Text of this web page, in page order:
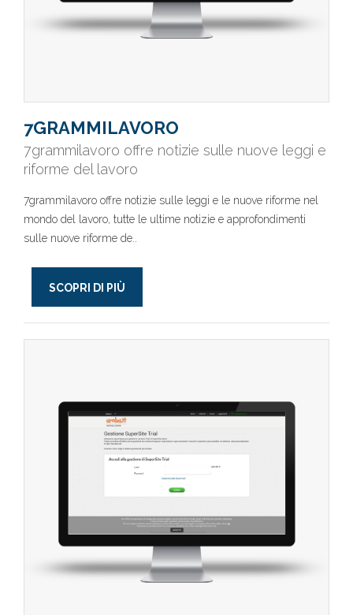
7GRAMMILAVORO
7grammilavoro offre notizie sulle nuove leggi e
riforme del lavoro
7grammilavoro offre notizie sulle leggi e le nuove riforme nel
mondo del lavoro, tutte le ultime notizie e approfondimenti
sulle nuove riforme de..
SCOPRI DI PIÙ